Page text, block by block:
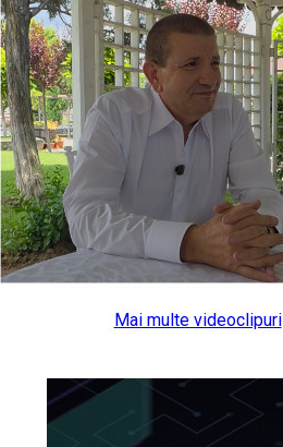
Mai multe videoclipuri